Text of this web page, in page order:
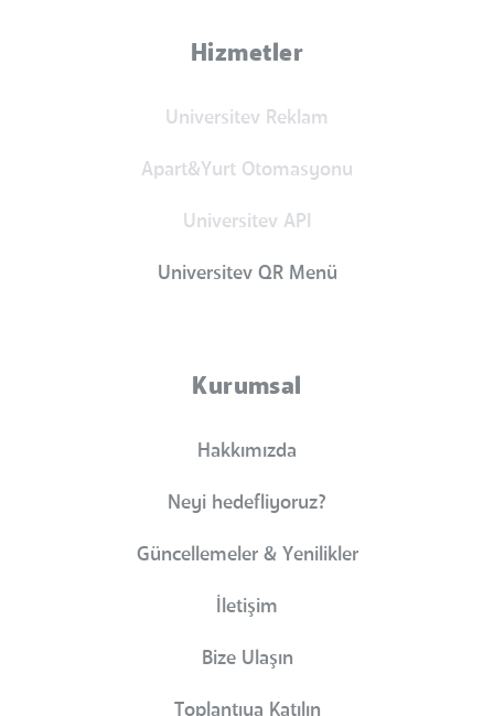
Hizmetler
Universitev Reklam
Apart&Yurt Otomasyonu
Universitev API
Universitev QR Menü
Kurumsal
Hakkımızda
Neyi hedefliyoruz?
Güncellemeler & Yenilikler
İletişim
Bize Ulaşın
Toplantıya Katılın